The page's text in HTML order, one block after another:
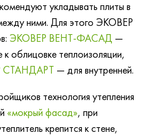
укладывать плиты в
ними. Для этого ЭКОВЕР
ЭКОВЕР ВЕНТ-ФАСАД —
облицовке теплоизоляции,
СТАНДАРТ — для внутренней.
технология утепления
«мокрый фасад», при
крепится к стене,